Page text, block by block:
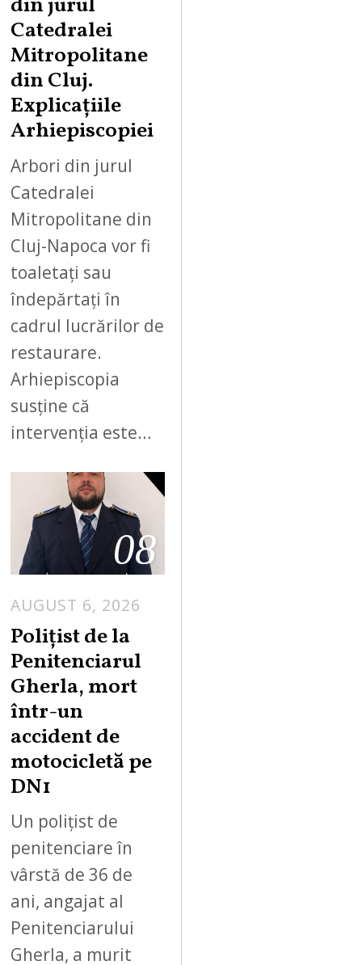
din jurul
Catedralei
Mitropolitane
din Cluj.
Explicațiile
Arhiepiscopiei
Arbori din jurul
Catedralei
Mitropolitane din
Cluj-Napoca vor fi
toaletați sau
îndepărtați în
cadrul lucrărilor de
restaurare.
Arhiepiscopia
susține că
intervenția este…
08
AUGUST 6, 2026
Polițist de la
Penitenciarul
Gherla, mort
într-un
accident de
motocicletă pe
DN1
Un polițist de
penitenciare în
vârstă de 36 de
ani, angajat al
Penitenciarului
Gherla, a murit